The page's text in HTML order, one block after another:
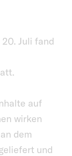
Juli fand
auf
wirken
dem
und